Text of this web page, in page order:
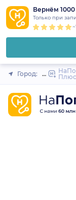
Вернём
Только при
Город: МоскваПлюс